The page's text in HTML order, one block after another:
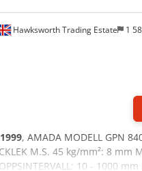
Hawksworth Trading Estate 1
1999, AMADA MODELL GPN
M.S. 45 kg/mm²: 8 mm
10 - 1000 mm